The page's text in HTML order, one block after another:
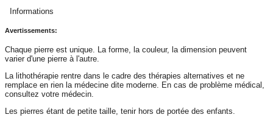
Informations
Avertissements:
Chaque pierre est unique. La forme, la couleur, la dimension peuvent
varier d'une pierre à l'autre.
La lithothérapie rentre dans le cadre des thérapies alternatives et ne
remplace en rien la médecine dite moderne. En cas de problème médical,
consultez votre médecin.
Les pierres étant de petite taille, tenir hors de portée des enfants.